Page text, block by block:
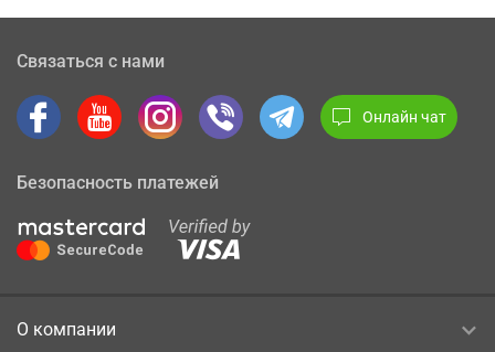
Связаться с нами
Онлайн чат
Безопасность платежей
О компании